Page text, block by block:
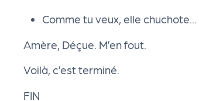
Comme tu veux, elle chuchote...
Amère, Déçue. M’en fout.
Voilà, c’est terminé.
FIN
g
a
n